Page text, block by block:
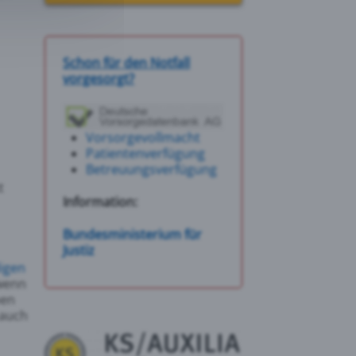
Schon für den Notfall
vorgesorgt?
Vorsorgevollmacht
Patientenverfügung
Betreuungsverfügung
Information:
Bundesministerium für
Justiz